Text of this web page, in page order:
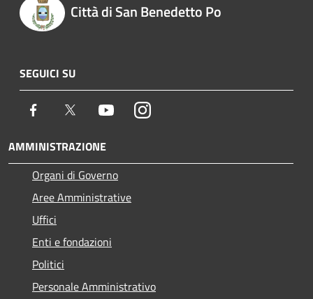
Città di San Benedetto Po
SEGUICI SU
Facebook Twitter YoutubeInstagram
AMMINISTRAZIONE
Organi di Governo
Aree Amministrative
Uffici
Enti e fondazioni
Politici
Personale Amministrativo